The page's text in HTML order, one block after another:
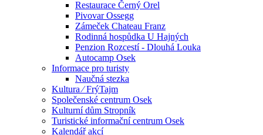
Restaurace Černý Orel
Pivovar Ossegg
Zámeček Chateau Franz
Rodinná hospůdka U Hajných
Penzion Rozcestí - Dlouhá Louka
Autocamp Osek
Informace pro turisty
Naučná stezka
Kultura ⁄ FrýTajm
Společenské centrum Osek
Kulturní dům Stropník
Turistické informační centrum Osek
Kalendář akcí